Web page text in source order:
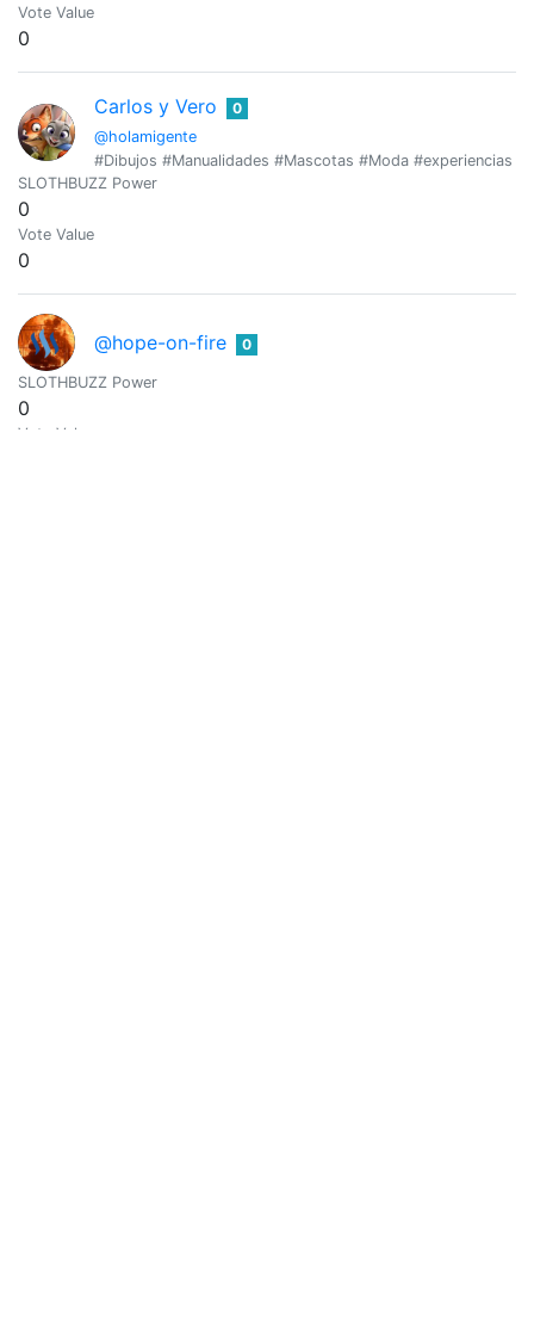
Vote Value
0
Carlos y Vero
@holamigente
0
#Dibujos #Manualidades #Mascotas #Moda #experiencias
SLOTHBUZZ Power
0
Vote Value
0
@hope-on-fire 0
SLOTHBUZZ Power
0
Vote Value